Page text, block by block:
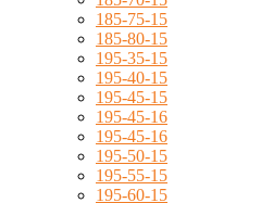
185-75-15
185-80-15
195-35-15
195-40-15
195-45-15
195-45-16
195-45-16
195-50-15
195-55-15
195-60-15